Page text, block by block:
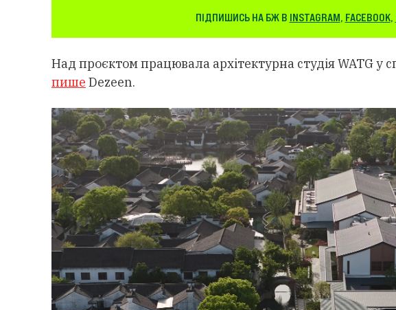
ПІДПИШИСЬ НА БЖ В INSTAGRAM, FACEBOOK,
Над проєктом працювала архітектурна студія WATG у
пише Dezeen.